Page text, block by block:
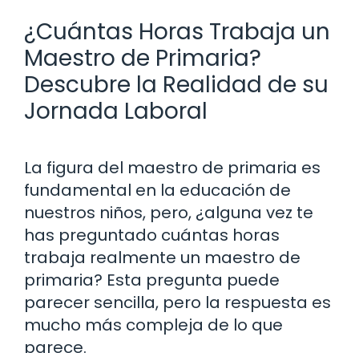
¿Cuántas Horas Trabaja un
Maestro de Primaria?
Descubre la Realidad de su
Jornada Laboral
La figura del maestro de primaria es
fundamental en la educación de
nuestros niños, pero, ¿alguna vez te
has preguntado cuántas horas
trabaja realmente un maestro de
primaria? Esta pregunta puede
parecer sencilla, pero la respuesta es
mucho más compleja de lo que
parece.